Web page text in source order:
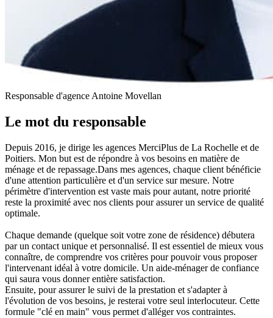
Responsable d'agenceAntoine Movellan
Le mot du responsable
Depuis 2016, je dirige les agences MerciPlus de La Rochelle et de
Poitiers. Mon but est de répondre à vos besoins en matière de
ménage et de repassage.Dans mes agences, chaque client bénéficie
d'une attention particulière et d'un service sur mesure. Notre
périmètre d'intervention est vaste mais pour autant, notre priorité
reste la proximité avec nos clients pour assurer un service de qualité
optimale.
Chaque demande (quelque soit votre zone de résidence) débutera
par un contact unique et personnalisé. Il est essentiel de mieux vous
connaître, de comprendre vos critères pour pouvoir vous proposer
l'intervenant idéal à votre domicile. Un aide-ménager de confiance
qui saura vous donner entière satisfaction.
Ensuite, pour assurer le suivi de la prestation et s'adapter à
l'évolution de vos besoins, je resterai votre seul interlocuteur. Cette
formule "clé en main" vous permet d'alléger vos contraintes.